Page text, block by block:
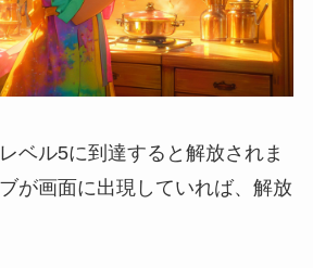
ベル5に到達すると解放されま
が画面に出現していれば、解放